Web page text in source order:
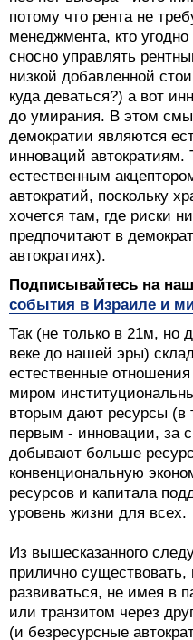
потому что рента не
менеджмента, кто
сносно управлять
низкой добавленной
куда деваться?) а вот
до умирания. В этом
демократии являются
инноваций автократиям.
естественным
автократий, поскольку
хочется там, где риски
предпочитают в
автократиях).
Подписывайтесь на
события в Израиле и
Так (не только в 21м,
веке до нашей эры)
естественные
миром
вторым дают ресурсы (в
первым - инновации, за
добывают больше
конвенциональную
ресурсов и капитала
уровень жизни для всех.
Из вышесказанного
прилично существовать,
развиваться, не имея в
или транзитом через
(и безресурсные